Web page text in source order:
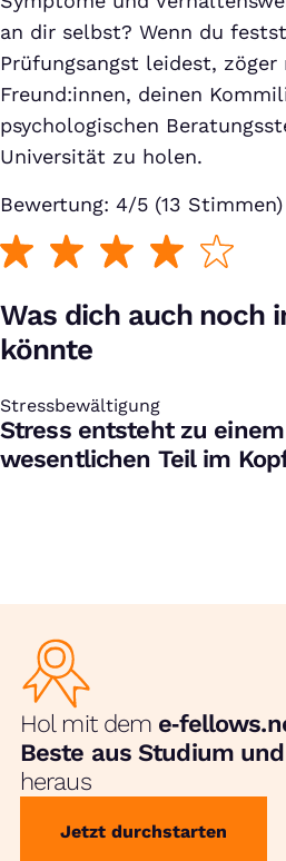
an dir selbst? Wenn du
Prüfungsangst leidest,
Freund:innen, deinen
psychologischen
Universität zu holen.
Bewertung: 4/5 (13 Stimmen)
Was dich auch noch
könnte
Stressbewältigung
:
Stress entsteht zu einem
wesentlichen Teil im
Hol mit dem
Beste aus Studium
heraus
Jetzt durchstarten